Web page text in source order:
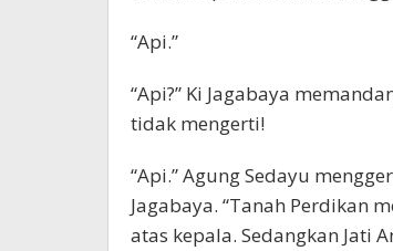
“Api.”
“Api?” Ki Jagabaya
tidak mengerti!
“Api.” Agung Sedayu
Jagabaya. “Tanah Perdikan
atas kepala. Sedangkan Jati